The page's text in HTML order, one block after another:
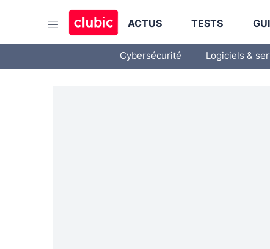
ACTUS TESTS
Cybersécurité Logiciels &